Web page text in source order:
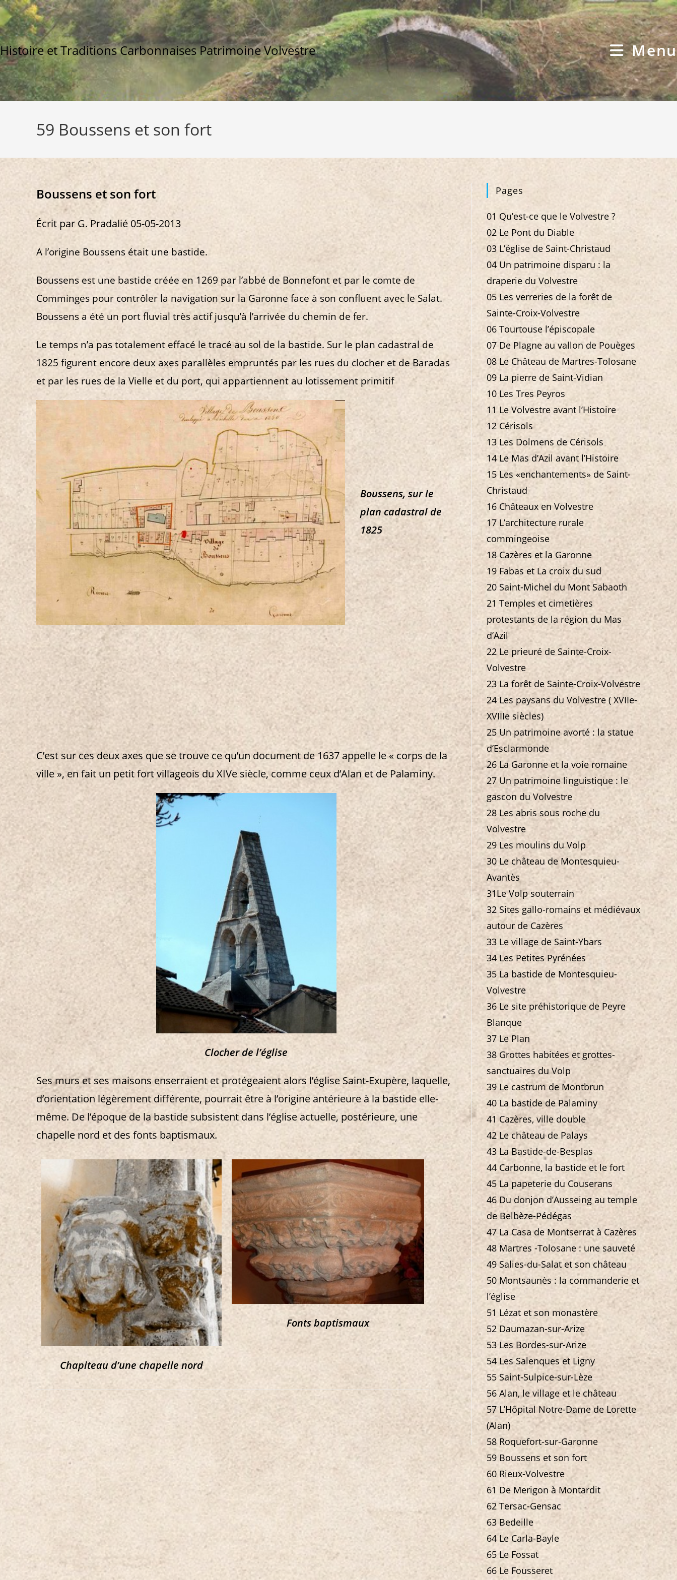
Skip
content
Histoire et Traditions Carbonnaises Patrimoine Volvestre Menu
59 Boussens et son fort
Boussens et son fort
Écrit par G. Pradalié 05-05-2013
A l’origine Boussens était une bastide.
Boussens est une bastide créée en 1269 par l’abbé de Bonnefont et par le comte de
Comminges pour contrôler la navigation sur la Garonne face à son confluent avec le Salat.
Boussens a été un port fluvial très actif jusqu’à l’arrivée du chemin de fer.
Le temps n’a pas totalement effacé le tracé au sol de la bastide. Sur le plan cadastral de
1825 figurent encore deux axes parallèles empruntés par les rues du clocher et de Baradas
et par les rues de la Vielle et du port, qui appartiennent au lotissement primitif
Boussens, sur le
plan cadastral de
1825
C’est sur ces deux axes que se trouve ce qu’un document de 1637 appelle le « corps de la
ville », en fait un petit fort villageois du XIVe siècle, comme ceux d’Alan et de Palaminy.
Clocher de l’église
Ses murs et ses maisons enserraient et protégeaient alors l’église Saint-Exupère, laquelle,
d’orientation légèrement différente, pourrait être à l’origine antérieure à la bastide elle-
même. De l’époque de la bastide subsistent dans l’église actuelle, postérieure, une
chapelle nord et des fonts baptismaux.
Chapiteau d’une chapelle nord
Fonts baptismaux
Pages
01 Qu’est-ce que le Volvestre ?
02 Le Pont du Diable
03 L’église de Saint-Christaud
04 Un patrimoine disparu : la
draperie du Volvestre
05 Les verreries de la forêt de
Sainte-Croix-Volvestre
06 Tourtouse l’épiscopale
07 De Plagne au vallon de Pouèges
08 Le Château de Martres-Tolosane
09 La pierre de Saint-Vidian
10 Les Tres Peyros
11 Le Volvestre avant l’Histoire
12 Cérisols
13 Les Dolmens de Cérisols
14 Le Mas d’Azil avant l’Histoire
15 Les «enchantements» de Saint-
Christaud
16 Châteaux en Volvestre
17 L’architecture rurale
commingeoise
18 Cazères et la Garonne
19 Fabas et La croix du sud
20 Saint-Michel du Mont Sabaoth
21 Temples et cimetières
protestants de la région du Mas
d’Azil
22 Le prieuré de Sainte-Croix-
Volvestre
23 La forêt de Sainte-Croix-Volvestre
24 Les paysans du Volvestre ( XVIIe-
XVIIIe siècles)
25 Un patrimoine avorté : la statue
d’Esclarmonde
26 La Garonne et la voie romaine
27 Un patrimoine linguistique : le
gascon du Volvestre
28 Les abris sous roche du
Volvestre
29 Les moulins du Volp
30 Le château de Montesquieu-
Avantès
31Le Volp souterrain
32 Sites gallo-romains et médiévaux
autour de Cazères
33 Le village de Saint-Ybars
34 Les Petites Pyrénées
35 La bastide de Montesquieu-
Volvestre
36 Le site préhistorique de Peyre
Blanque
37 Le Plan
38 Grottes habitées et grottes-
sanctuaires du Volp
39 Le castrum de Montbrun
40 La bastide de Palaminy
41 Cazères, ville double
42 Le château de Palays
43 La Bastide-de-Besplas
44 Carbonne, la bastide et le fort
45 La papeterie du Couserans
46 Du donjon d’Ausseing au temple
de Belbèze-Pédégas
47 La Casa de Montserrat à Cazères
48 Martres -Tolosane : une sauveté
49 Salies-du-Salat et son château
50 Montsaunès : la commanderie et
l’église
51 Lézat et son monastère
52 Daumazan-sur-Arize
53 Les Bordes-sur-Arize
54 Les Salenques et Ligny
55 Saint-Sulpice-sur-Lèze
56 Alan, le village et le château
57 L’Hôpital Notre-Dame de Lorette
(Alan)
58 Roquefort-sur-Garonne
59 Boussens et son fort
60 Rieux-Volvestre
61 De Merigon à Montardit
62 Tersac-Gensac
63 Bedeille
64 Le Carla-Bayle
65 Le Fossat
66 Le Fousseret